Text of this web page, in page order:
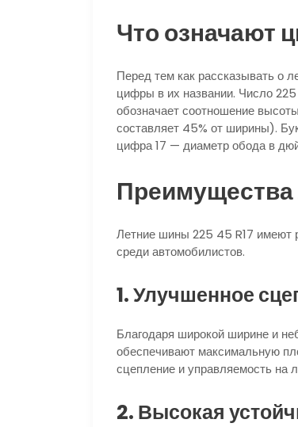
Что означают
Перед тем как рассказывать о
цифры в их названии. Число
обозначает соотношение
составляет 45% от ширины).
цифра 17 — диаметр обода в
Преимущества
Летние шины 225 45 R17 имеют
среди автомобилистов.
1. Улучшенное
Благодаря широкой ширине и
обеспечивают максимальную
сцепление и управляемость на
2. Высокая